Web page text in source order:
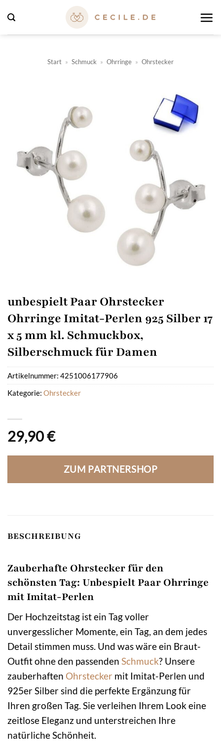
Inhalt
springen
Start » Schmuck » Ohrringe » Ohrstecker
unbespielt Paar Ohrstecker
Ohrringe Imitat-Perlen 925 Silber 17
x 5 mm kl. Schmuckbox,
Silberschmuck für Damen
29,90€
ZUM PARTNERSHOP
Artikelnummer: 4251006177906
Kategorie: Ohrstecker
BESCHREIBUNG
Zauberhafte Ohrstecker für den
schönsten Tag: Unbespielt Paar Ohrringe
mit Imitat-Perlen
Der Hochzeitstag ist ein Tag voller
unvergesslicher Momente, ein Tag, an dem jedes
Detail stimmen muss. Und was wäre ein Braut-
Outfit ohne den passenden Schmuck? Unsere
zauberhaften Ohrstecker mit Imitat-Perlen und
925er Silber sind die perfekte Ergänzung für
Ihren großen Tag. Sie verleihen Ihrem Look eine
zeitlose Eleganz und unterstreichen Ihre
natürliche Schönheit.